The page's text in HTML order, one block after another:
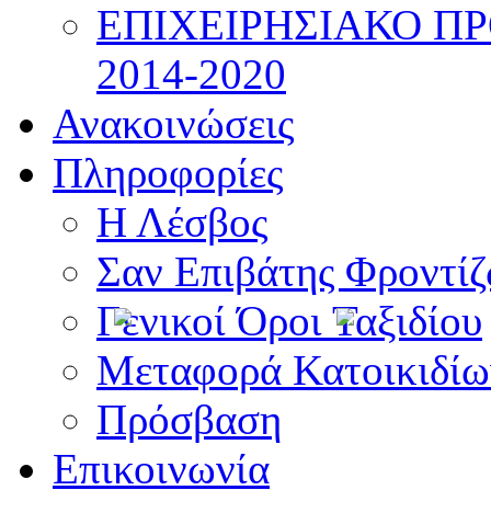
ΕΠΙΧΕΙΡΗΣΙΑΚΟ
2014-2020
Ανακοινώσεις
Πληροφορίες
Η Λέσβος
Σαν Επιβάτης
Γενικοί Όροι Ταξιδίου
Μεταφορά
Πρόσβαση
Επικοινωνία